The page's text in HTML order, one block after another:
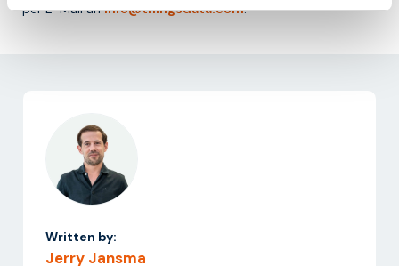
per E-Mail aninfo@thingsdata.com.
Written by:
Jerry Jansma